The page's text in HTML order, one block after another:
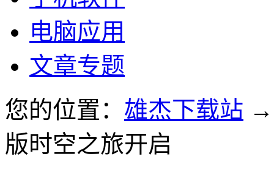
电脑应用
文章专题
您的位置： 雄杰下载站
版时空之旅开启